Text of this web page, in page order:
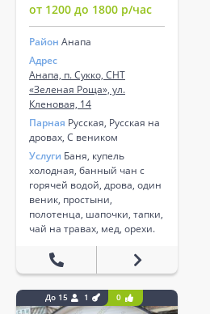
от 1200 до 1800 р/час
Район Анапа
Адрес
Анапа, п. Сукко, СНТ
«Зеленая Роща», ул.
Кленовая, 14
Парная Русская, Русская на
дровах, С веником
Услуги Баня, купель
холодная, банный чан с
горячей водой, дрова, один
веник, простыни,
полотенца, шапочки, тапки,
чай на травах, мед, орехи.
До 15 1 0